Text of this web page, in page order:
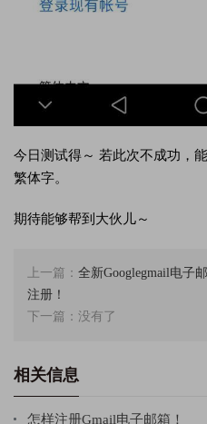
今日测试得～ 若此次不成功，
繁体字。
期待能够帮到大伙儿～
上一篇： 全新Googlegmail电子
注册！
下一篇：没有了
相关信息
怎样注册Gmail电子邮箱！